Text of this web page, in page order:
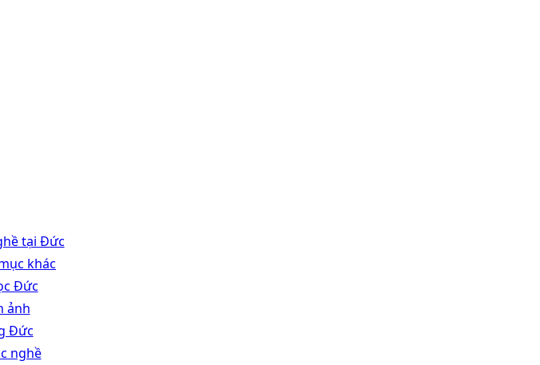
tại Đức
khác
Đức
ảnh
Đức
nghề